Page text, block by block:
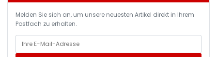
Melden Sie sich an, um unsere neuesten Artikel direkt in Ihrem
Postfach zu erhalten.